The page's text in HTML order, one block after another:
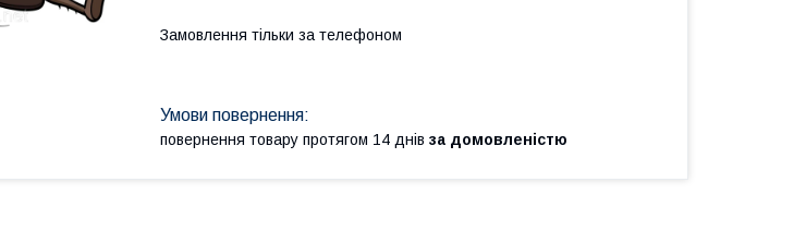
Замовлення тільки за телефоном
повернення товару протягом 14 днів за домовленістю